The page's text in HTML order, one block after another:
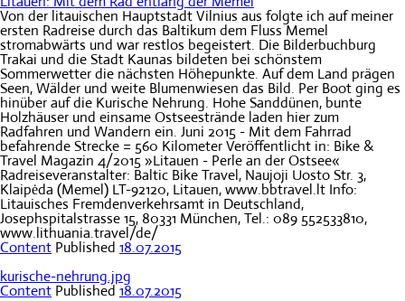
Von der litauischen Hauptstadt Vilnius aus folgte ich auf meiner
ersten Radreise durch das Baltikum dem Fluss Memel
stromabwärts und war restlos begeistert. Die Bilderbuchburg
Trakai und die Stadt Kaunas bildeten bei schönstem
Sommerwetter die nächsten Höhepunkte. Auf dem Land prägen
Seen, Wälder und weite Blumenwiesen das Bild. Per Boot ging es
hinüber auf die Kurische Nehrung. Hohe Sanddünen, bunte
Holzhäuser und einsame Ostseestrände laden hier zum
Radfahren und Wandern ein. Juni 2015 - Mit dem Fahrrad
befahrende Strecke = 560 Kilometer Veröffentlicht in: Bike &
Travel Magazin 4/2015 »Litauen - Perle an der Ostsee«
Radreiseveranstalter: Baltic Bike Travel, Naujoji Uosto Str. 3,
Klaipėda (Memel) LT-92120, Litauen, www.bbtravel.lt Info:
Litauisches Fremdenverkehrsamt in Deutschland,
Josephspitalstrasse 15, 80331 München, Tel.: 089 552533810,
www.lithuania.travel/de/
Content Published 18.07.2015
kurische-nehrung.jpg
Content Published18.07.2015